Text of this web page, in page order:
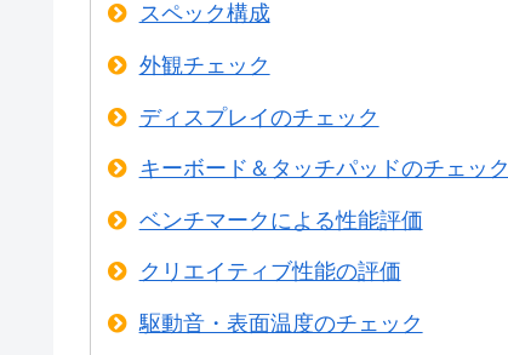
スペック構成
外観チェック
ディスプレイのチェック
キーボード＆タッチパッドのチェック
ベンチマークによる性能評価
クリエイティブ性能の評価
駆動音・表面温度のチェック